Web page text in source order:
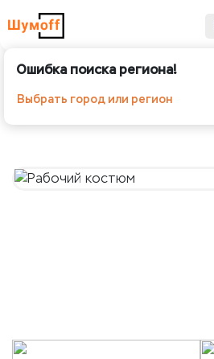
Ошибка поиска региона!
Выбрать город или регион